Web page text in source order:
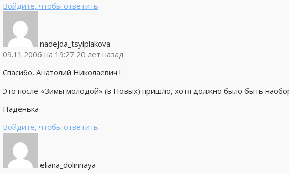
Войдите, чтобы ответить
nadejda_tsyiplakova
09.11.2006 на 19:27 20 лет назад
Спасибо, Анатолий Николаевич !
Это после «Зимы молодой» (в Новых) пришло, хотя должно было быть
Наденька
Войдите, чтобы ответить
eliana_dolinnaya